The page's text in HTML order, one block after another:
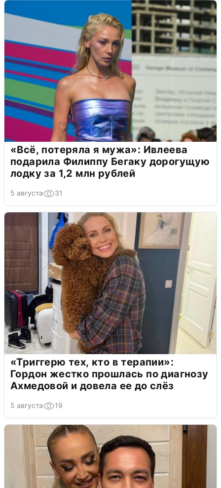
«Всё, потеряла я мужа»: Ивлеева
подарила Филиппу Бегаку дорогущую
лодку за 1,2 млн рублей
5 августа 31
«Триггерю тех, кто в терапии»:
Гордон жестко прошлась по диагнозу
Ахмедовой и довела ее до слёз
5 августа 19